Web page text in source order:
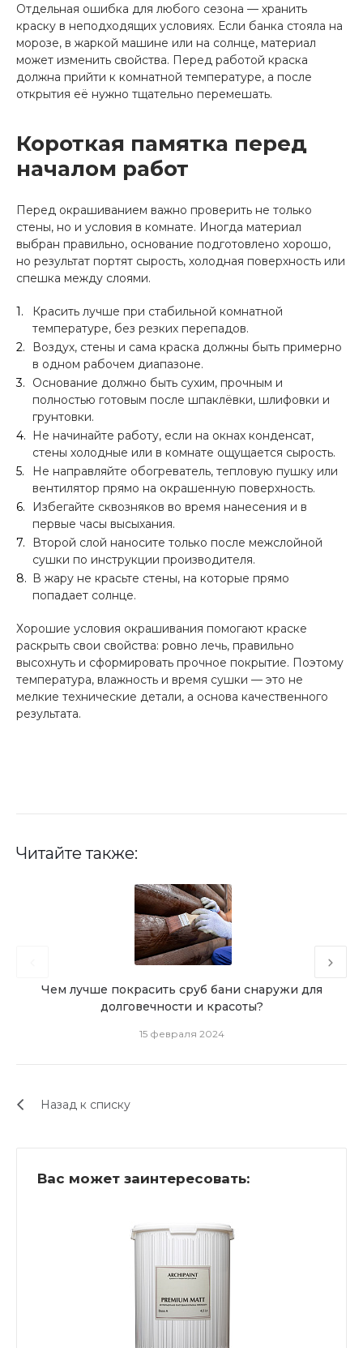
Вас может заинтересовать:
Отдельная ошибка для любого сезона — хранить
краску в неподходящих условиях. Если банка стояла на
морозе, в жаркой машине или на солнце, материал
может изменить свойства. Перед работой краска
должна прийти к комнатной температуре, а после
открытия её нужно тщательно перемешать.
Короткая памятка перед
началом работ
Перед окрашиванием важно проверить не только
стены, но и условия в комнате. Иногда материал
выбран правильно, основание подготовлено хорошо,
но результат портят сырость, холодная поверхность или
спешка между слоями.
Красить лучше при стабильной комнатной
температуре, без резких перепадов.
Воздух, стены и сама краска должны быть примерно
в одном рабочем диапазоне.
Основание должно быть сухим, прочным и
полностью готовым после шпаклёвки, шлифовки и
грунтовки.
Не начинайте работу, если на окнах конденсат,
стены холодные или в комнате ощущается сырость.
Не направляйте обогреватель, тепловую пушку или
вентилятор прямо на окрашенную поверхность.
Избегайте сквозняков во время нанесения и в
первые часы высыхания.
Второй слой наносите только после межслойной
сушки по инструкции производителя.
В жару не красьте стены, на которые прямо
попадает солнце.
Хорошие условия окрашивания помогают краске
раскрыть свои свойства: ровно лечь, правильно
высохнуть и сформировать прочное покрытие. Поэтому
температура, влажность и время сушки — это не
мелкие технические детали, а основа качественного
результата.
Читайте также:
Чем лучше покрасить сруб бани снаружи для
долговечности и красоты?
15 февраля 2024
Назад к списку